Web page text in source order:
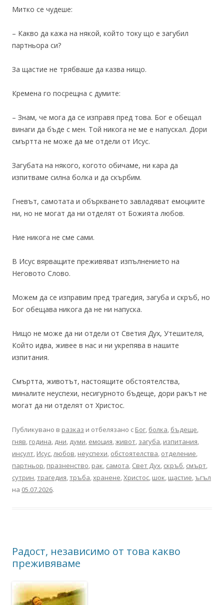
Митко се чудеше:
– Какво да кажа на някой, който току що е загубил
партньора си?
За щастие не трябваше да казва нищо.
Кремена го посрещна с думите:
– Знам, че мога да се изправя пред това. Бог е обещал
винаги да бъде с мен. Той никога не ме е напускал. Дори
смъртта не може да ме отдели от Исус.
Загубата на някого, когото обичаме, ни кара да
изпитваме силна болка и да скърбим.
Гневът, самотата и объркването завладяват емоциите
ни, но не могат да ни отделят от Божията любов.
Ние никога не сме сами.
В Исус вярващите преживяват изпълнението на
Неговото Слово.
Можем да се изправим пред трагедия, загуба и скръб, но
Бог обещава никога да не ни напуска.
Нищо не може да ни отдели от Светия Дух, Утешителя,
Който идва, живее в нас и ни укрепява в нашите
изпитания.
Смъртта, животът, настоящите обстоятелства,
миналите неуспехи, несигурното бъдеще, дори ракът не
могат да ни отделят от Христос.
Публикувано в разказ и отбелязано с Бог, болка, бъдеще,
гняв, година, дни, думи, емоция,живот, загуба, изпитания,
инсулт, Исус,любов, неуспехи, обстоятелства, отделение,
партньор, празненство, рак, самота, Свет Дух, скръб, смърт,
сутрин,трагедия,тръба,хранене,Христос, шок, щастие,ъгъл
на 05.07.2026.
Радост, независимо от това какво
преживяваме